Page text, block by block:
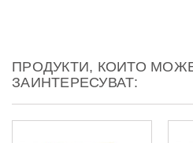
ПРОДУКТИ, КОИТО
ЗАИНТЕРЕСУВАТ: